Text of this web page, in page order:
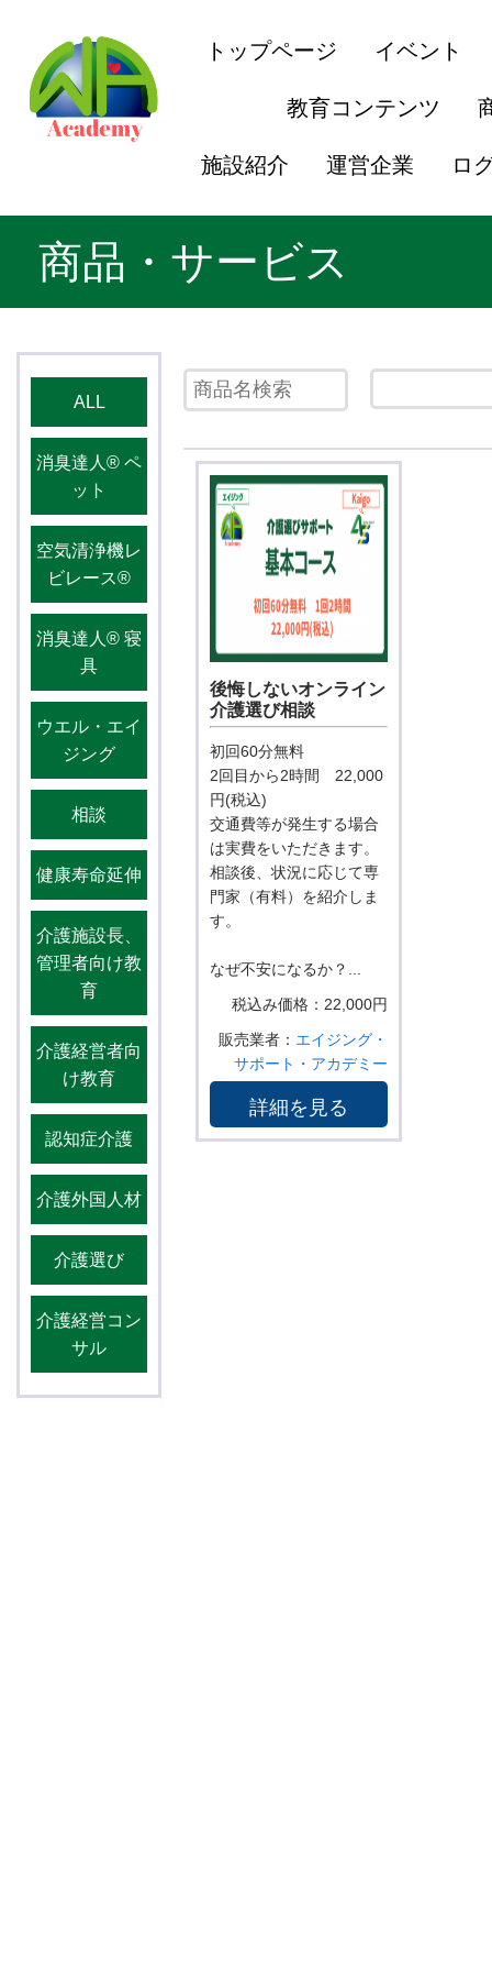
トップページ イベント
教育コンテンツ
施設紹介 運営企業 ロ
商品・サービス
ALL
消臭達人®️ ペ
ット
空気清浄機レ
ビレース®️
消臭達人®️ 寝
具
ウエル・エイ
ジング
相談
健康寿命延伸
介護施設長、
管理者向け教
育
介護経営者向
け教育
認知症介護
介護外国人材
介護選び
介護経営コン
サル
後悔しないオンライン
介護選び相談
初回60分無料
2回目から2時間 22,000
円(税込)
交通費等が発生する場合
は実費をいただきます。
相談後、状況に応じて専
門家（有料）を紹介しま
す。
なぜ不安になるか？...
税込み価格：22,000円
販売業者： エイジング・
サポート・アカデミー
詳細を見る